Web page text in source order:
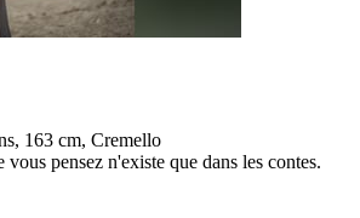
163 cm, Cremello
pensez n'existe que dans les contes.